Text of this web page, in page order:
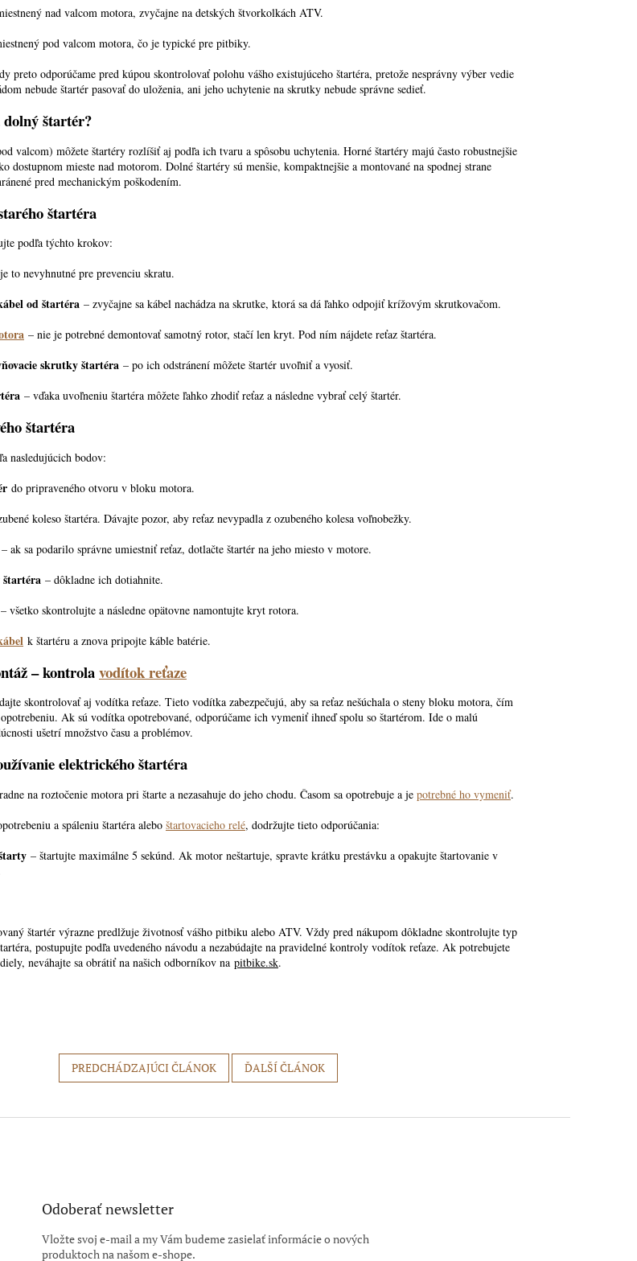
nad valcom motora, zvyčajne na detských štvorkolkách ATV.
pod valcom motora, čo je typické pre pitbiky.
preto odporúčame pred kúpou skontrolovať polohu vášho existujúceho štartéra, pretože nesprávny výber vedie
nebude štartér pasovať do uloženia, ani jeho uchytenie na skrutky nebude správne sedieť.
dolný štartér?
valcom) môžete štartéry rozlíšiť aj podľa ich tvaru a spôsobu uchytenia. Horné štartéry majú často robustnejšie
dostupnom mieste nad motorom. Dolné štartéry sú menšie, kompaktnejšie a montované na spodnej strane
pred mechanickým poškodením.
štartéra
podľa týchto krokov:
to nevyhnutné pre prevenciu skratu.
od štartéra – zvyčajne sa kábel nachádza na skrutke, ktorá sa dá ľahko odpojiť krížovým skrutkovačom.
– nie je potrebné demontovať samotný rotor, stačí len kryt. Pod ním nájdete reťaz štartéra.
skrutky štartéra – po ich odstránení môžete štartér uvoľniť a vyosiť.
– vďaka uvoľneniu štartéra môžete ľahko zhodiť reťaz a následne vybrať celý štartér.
štartéra
nasledujúcich bodov:
do pripraveného otvoru v bloku motora.
koleso štartéra. Dávajte pozor, aby reťaz nevypadla z ozubeného kolesa voľnobežky.
– ak sa podarilo správne umiestniť reťaz, dotlačte štartér na jeho miesto v motore.
– dôkladne ich dotiahnite.
– všetko skontrolujte a následne opätovne namontujte kryt rotora.
k štartéru a znova pripojte káble batérie.
– kontrolavodítok reťaze
skontrolovať aj vodítka reťaze. Tieto vodítka zabezpečujú, aby sa reťaz nešúchala o steny bloku motora, čím
Ak sú vodítka opotrebované, odporúčame ich vymeniť ihneď spolu so štartérom. Ide o malú
ušetrí množstvo času a problémov.
elektrického štartéra
na roztočenie motora pri štarte a nezasahuje do jeho chodu. Časom sa opotrebuje a je potrebné ho vymeniť.
a spáleniu štartéra alebo štartovacieho relé, dodržujte tieto odporúčania:
– štartujte maximálne 5 sekúnd. Ak motor neštartuje, spravte krátku prestávku a opakujte štartovanie v
štartér výrazne predlžuje životnosť vášho pitbiku alebo ATV. Vždy pred nákupom dôkladne skontrolujte typ
postupujte podľa uvedeného návodu a nezabúdajte na pravidelné kontroly vodítok reťaze. Ak potrebujete
neváhajte sa obrátiť na našich odborníkov na pitbike.sk.
PREDCHÁDZAJÚCI ČLÁNOK ĎALŠÍ ČLÁNOK
Odoberať newsletter
Vložte svoj e-mail a my Vám budeme zasielať informácie o nových
produktoch na našom e-shope.